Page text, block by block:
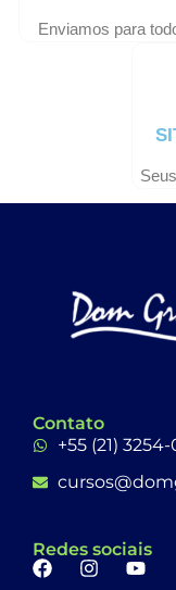
Enviamos para
Contato
+55 (21)
Redes sociais